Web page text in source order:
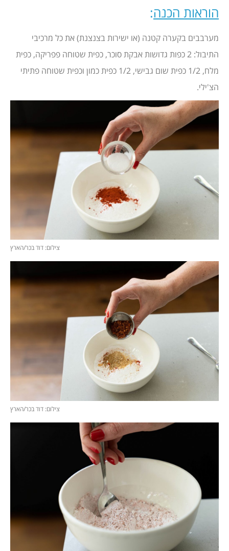
הוראות הכנה:
מערבבים בקערה קטנה (או ישירות בצנצנת) את כל מרכיבי
התיבול: 2 כפות גדושות אבקת סוכר, כפית שטוחה פפריקה, כפית
מלח, 1/2 כפית שום גבישי, 1/2 כפית כמון וכפית שטוחה פתיתי
הצ'ילי.
צילום: דוד בכר/הארץ
צילום: דוד בכר/הארץ